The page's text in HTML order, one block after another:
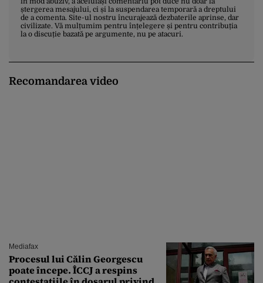
ștergerea mesajului, ci și la suspendarea temporară a dreptului
de a comenta. Site-ul nostru încurajează dezbaterile aprinse, dar
civilizate. Vă mulțumim pentru înțelegere și pentru contribuția
la o discuție bazată pe argumente, nu pe atacuri.
Recomandarea video
Mediafax
Procesul lui Călin Georgescu
poate începe. ÎCCJ a respins